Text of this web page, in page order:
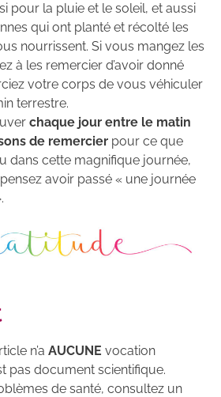
pour la pluie et le soleil, et aussi
qui ont planté et récolté les
nourrissent. Si vous mangez les
à les remercier d’avoir donné
votre corps de vous véhiculer
terrestre.
chaque jour entre le matin
de remercier pour ce que
dans cette magnifique journée,
avoir passé « une journée
n’a AUCUNE vocation
pas document scientifique.
de santé, consultez un